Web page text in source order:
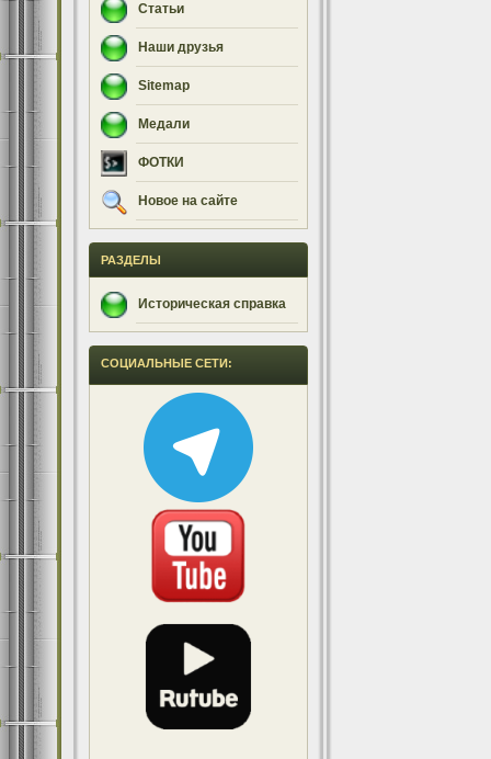
Статьи
Наши друзья
Sitemap
Медали
ФОТКИ
Новое на сайте
РАЗДЕЛЫ
Историческая справка
СОЦИАЛЬНЫЕ СЕТИ: